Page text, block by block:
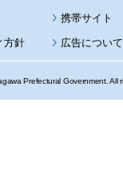
携帯サイト
方針 広告について
Prefectural Government. All